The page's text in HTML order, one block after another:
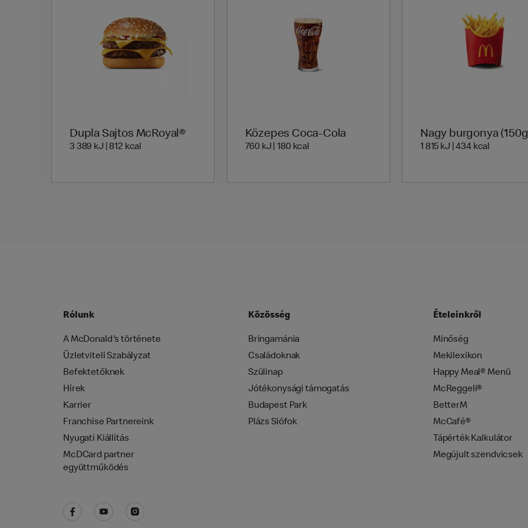
Dupla Sajtos McRoyal®
3 389 kJ | 812 kcal 3 389 Energia | 812 Energia
Közepes Coca-Cola
760 kJ | 180 kcal
Nagy burgonya
1 815 kJ | 434 kcal
Rólunk
A McDonald's története
Üzletviteli Szabályzat
Befektetőknek
Hírek
Karrier
Franchise Partnereink
Nyugati Kiállítás
McDCard partner
együttműködés
Közösség
Bringamánia
Családoknak
Szülinap
Jótékonysági támogatás
Budapest Park
Plázs Siófok
Ételeinkről
Minőség
Mekilexikon
Happy Meal® Menü
McReggeli®
BetterM
McCafé®
Tápérték Kalkulátor
Megújult szendvicsek